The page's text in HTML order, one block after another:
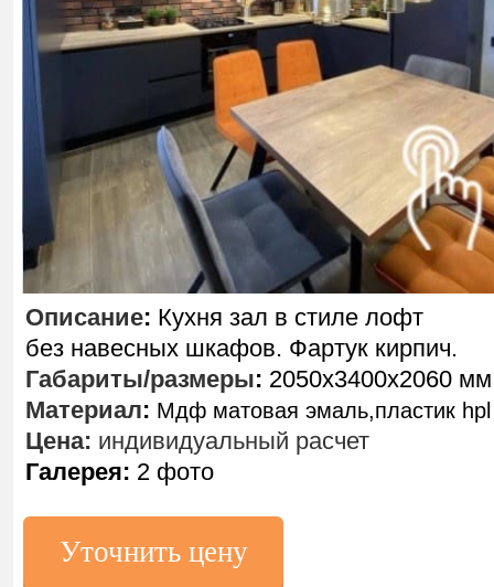
Уточнить цену
Описание: Кухня зал в стиле лофт
без навесных шкафов. Фартук кирпич.
Габариты/размеры: 2050х3400х2060
Материал: Мдф матовая эмаль,пластик hpl
Цена: индивидуальный расчет
Галерея: 2 фото